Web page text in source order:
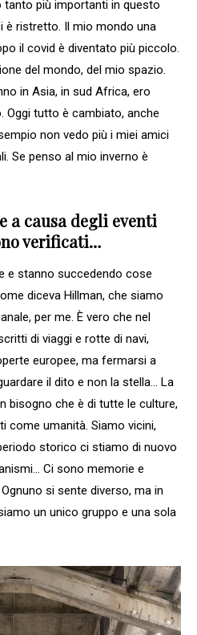
tanto più importanti in questo
è ristretto. Il mio mondo una
il covid è diventato più piccolo.
del mondo, del mio spazio.
in Asia, in sud Africa, ero
Oggi tutto è cambiato, anche
non vedo più i miei amici
Se penso al mio inverno è
a causa degli eventi
verificati…
e stanno succedendo cose
diceva Hillman, che siamo
per me. È vero che nel
di viaggi e rotte di navi,
europee, ma fermarsi a
il dito e non la stella… La
bisogno che è di tutte le culture,
come umanità. Siamo vicini,
storico ci stiamo di nuovo
Ci sono memorie e
si sente diverso, ma in
un unico gruppo e una sola